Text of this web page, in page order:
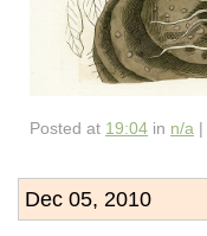
Posted at 19:04 in n/a |
Dec 05, 2010